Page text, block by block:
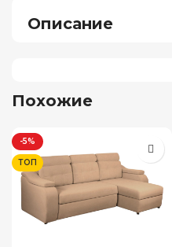
Описание
Похожие
-5%
ТОП